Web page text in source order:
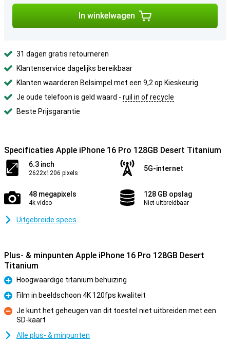
In winkelwagen
31 dagen gratis retourneren
Klantenservice dagelijks bereikbaar
Klanten waarderen Belsimpel met een 9,2 op Kieskeurig
Je oude telefoon is geld waard - ruil in of recycle
Beste Prijsgarantie
Specificaties Apple iPhone 16 Pro 128GB Desert Titanium
6.3 inch
2622x1206 pixels
5G-internet
48 megapixels
4k video
128 GB opslag
Niet-uitbreidbaar
Uitgebreide specs
Plus- & minpunten Apple iPhone 16 Pro 128GB Desert
Titanium
Pluspunt
Hoogwaardige titanium behuizing
Pluspunt
Film in beeldschoon 4K 120fps kwaliteit
Minpunt
Je kunt het geheugen van dit toestel niet uitbreiden met een
SD-kaart
Alle plus- & minpunten